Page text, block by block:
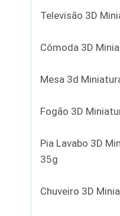
Televisão 3D
Cômoda 3D
Mesa 3d
Fogão 3D
Pia Lavabo 3D
35g
Chuveiro 3D